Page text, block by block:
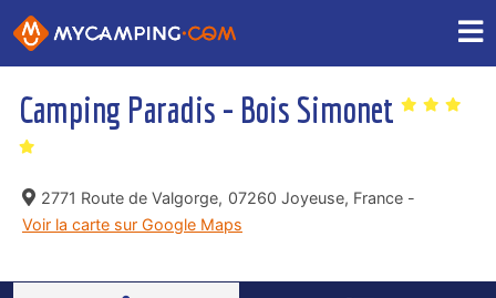
Camping Paradis - Bois Simonet
2771 Route de Valgorge, 07260 Joyeuse, France -
Voir la carte sur Google Maps